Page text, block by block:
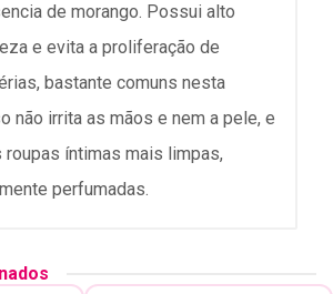
de morango. Possui alto
e evita a proliferação de
bastante comuns nesta
não irrita as mãos e nem a pele, e
roupas íntimas mais limpas,
perfumadas.